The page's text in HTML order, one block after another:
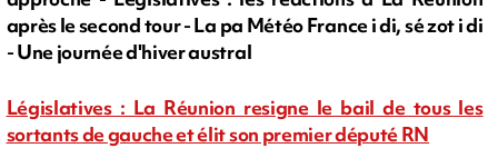
après le second tour - La pa Météo France i di, sé zot i di
- Une journée d'hiver austral
Législatives : La Réunion resigne le bail de tous les
sortants de gauche et élit son premier député RN